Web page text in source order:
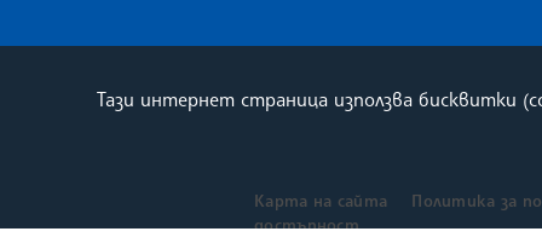
Карта на сайта
Политика за
достъпност
Тази интернет страница използва бисквитки